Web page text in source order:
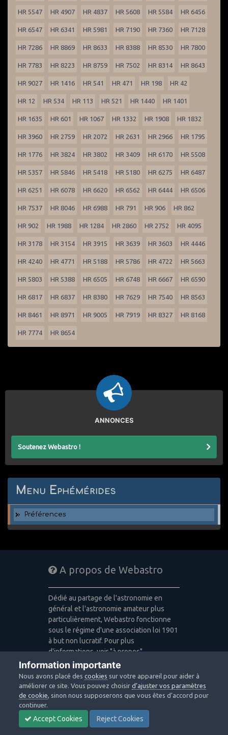
HR 5547 HR 4907 HR 4837 HR 5608 HR 5584 HR 6456
HR 6547 HR 6341 HR 5981 HR 7190 HR 7360 HR 7128
HR 7286 HR 8869 HR 8633 HR 8388 HR 8530 HR 7800
HR 7783 HR 8223 HR 8759 HR 7502 HR 8314 HR 8643
HR 9027 HR 1416 HR 541 HR 471 HR 198 HR 42
HR 12 HR 534 HR 113 HR 521 HR 1440 HR 1401
HR 1635 HR 601 HR 1067 HR 1332 HR 1908 HR 1832
HR 3960 HR 2759 HR 2072 HR 2631 HR 2966 HR 1795
HR 1776 HR 3824 HR 3802 HR 3409 HR 6170 HR 5508
HR 5357 HR 5846 HR 5418 HR 5180 HR 6275 HR 6487
HR 6251 HR 6078 HR 6620 HR 6562 HR 6444 HR 6506
HR 7537 HR 8046 HR 6988 HR 791 HR 906 HR 862
HR 902 HR 1988 HR 1284 HR 2860 HR 2752 HR 4095
HR 3178 HR 3154 HR 3915 HR 3639 HR 3603 HR 4446
HR 4240 HR 4771 HR 5188 HR 5786 HR 4722 HR 5663
HR 5803 HR 5388 HR 6505 HR 6748 HR 6667 HR 6590
HR 6817 HR 6837 HR 8380 HR 7629 HR 7540 HR 8563
HR 8461 HR 8971 HR 9005 HR 7919 HR 8327 HR 8168
HR 7774 HR 8654
ANNONCES
Soutenez Webastro !
Menu Ephémérides
Préférences
A propos de Webastro
Dédié au partage de l'astronomie en
général et l'astronomie amateur plus
particulièrement, Webastro fonctionne
sous le régime d'une association loi 1901
à but non lucratif. Pour plus
d'informations, voir "à propos".
Publicité: pas de publicité
Icons made byFreepik,Alessio Atzeni,
Pixel Buddha,Icon Pondfrom
www.flaticon.comis licensed by CC 3.0
BY
Design images: Courtesy NASA/JPL-
Information importante
Nous avons placé descookies sur votre appareil pour aider à
améliorer ce site. Vous pouvez choisird’ajuster vos paramètres
de cookie, sinon nous supposerons que vous êtes d’accord pour
continuer.
Accept Cookies Reject Cookies